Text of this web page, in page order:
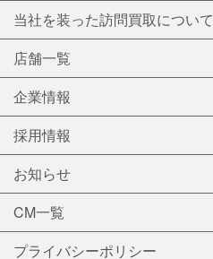
当社を装った訪問買取について
店舗一覧
企業情報
採用情報
お知らせ
CM一覧
プライバシーポリシー